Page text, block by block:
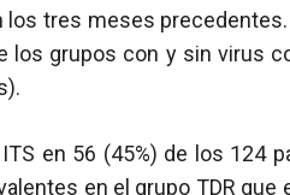
los tres meses
los grupos con y sin virus
en 56 (45%) de los 124
en el grupo TDR que